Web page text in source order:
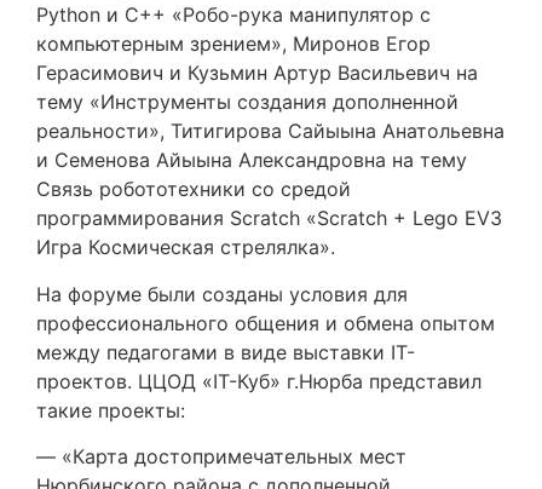
Python и С++ «Робо-рука манипулятор с
компьютерным зрением», Миронов Егор
Герасимович и Кузьмин Артур Васильевич на
тему «Инструменты создания дополненной
реальности», Титигирова Сайыына Анатольевна
и Семенова Айыына Александровна на тему
Связь робототехники со средой
программирования Scratch «Scratch + Lego EV3
Игра Космическая стрелялка».
На форуме были созданы условия для
профессионального общения и обмена опытом
между педагогами в виде выставки IT-
проектов. ЦЦОД «IT-Куб» г.Нюрба представил
такие проекты:
— «Карта достопримечательных мест